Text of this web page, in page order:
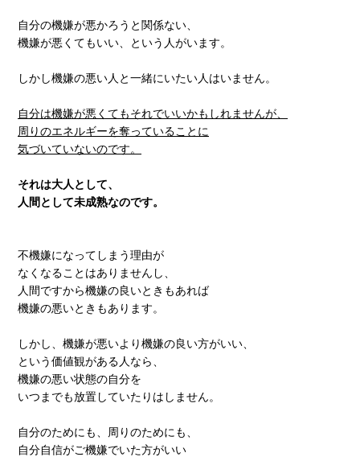
自分の機嫌が悪かろうと関係ない、
機嫌が悪くてもいい、という人がいます。
しかし機嫌の悪い人と一緒にいたい人はいません。
自分は機嫌が悪くてもそれでいいかもしれませんが、
周りのエネルギーを奪っていることに
気づいていないのです。
それは大人として、
人間として未成熟なのです。
不機嫌になってしまう理由が
なくなることはありませんし、
人間ですから機嫌の良いときもあれば
機嫌の悪いときもあります。
しかし、機嫌が悪いより機嫌の良い方がいい、
という価値観がある人なら、
機嫌の悪い状態の自分を
いつまでも放置していたりはしません。
自分のためにも、周りのためにも、
自分自信がご機嫌でいた方がいい